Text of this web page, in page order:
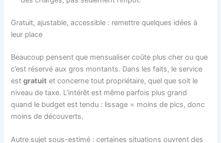
Gratuit, ajustable, accessible : remettre quelques idées à
leur place
Beaucoup pensent que mensualiser coûte plus cher ou que
c’est réservé aux gros montants. Dans les faits, le service
estgratuit et concerne tout propriétaire, quel que soit le
niveau de taxe. L’intérêt est même parfois plus grand
quand le budget est tendu : lissage = moins de pics, donc
moins de découverts.
Autre sujet sous-estimé : certaines situations ouvrent des